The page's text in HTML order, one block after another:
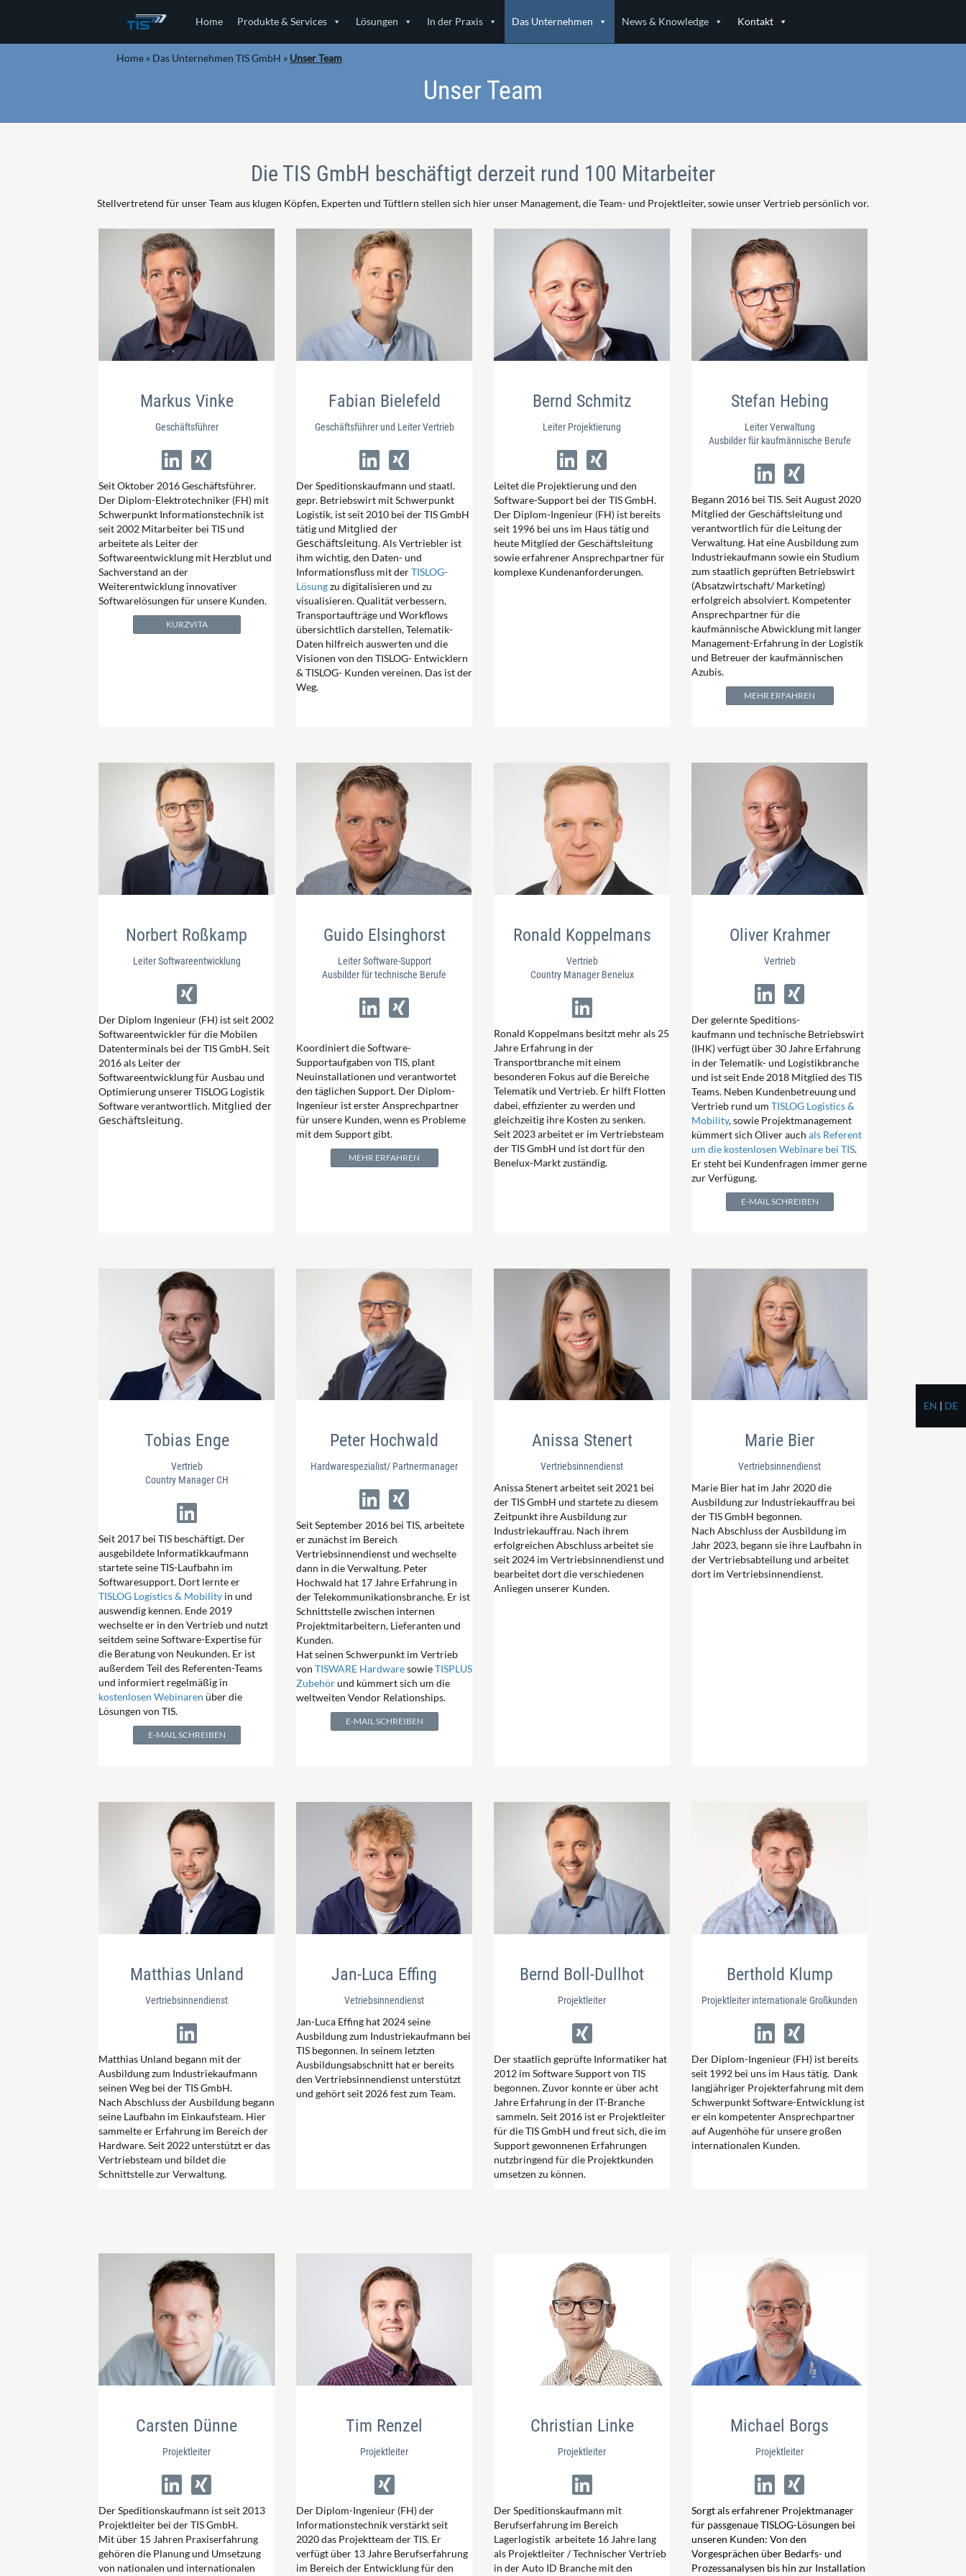
Home Produkte & Services Lösungen In der Praxis Das Unternehmen News & Knowledge Kontakt
Home » Das Unternehmen TIS GmbH » Unser Team
Unser Team
Die TIS GmbH beschäftigt derzeit rund 100 Mitarbeiter
Stellvertretend für unser Team aus klugen Köpfen, Experten und Tüftlern stellen sich hier unser Management, die Team- und Projektleiter, sowie unser Vertrieb persönlich vor.
Markus Vinke
Geschäftsführer
Seit Oktober 2016 Geschäftsführer.
Der Diplom-Elektrotechniker (FH) mit
Schwerpunkt Informationstechnik ist
seit 2002 Mitarbeiter bei TIS und
arbeitete als Leiter der
Softwareentwicklung mit Herzblut und
Sachverstand an der
Weiterentwicklung innovativer
Softwarelösungen für unsere Kunden.
KURZVITA
Fabian Bielefeld
Geschäftsführer und Leiter Vertrieb
Der Speditionskaufmann und staatl.
gepr. Betriebswirt mit Schwerpunkt
Logistik, ist seit 2010 bei der TIS GmbH
tätig und Mitglied der
Geschäftsleitung. Als Vertriebler ist
ihm wichtig, den Daten- und
Informationsfluss mit derTISLOG-
Lösungzu digitalisieren und zu
visualisieren. Qualität verbessern,
Transportaufträge und Workflows
übersichtlich darstellen, Telematik-
Daten hilfreich auswerten und die
Visionen von den TISLOG- Entwicklern
& TISLOG- Kunden vereinen. Das ist der
Weg.
Bernd Schmitz
Leiter Projektierung
Leitet die Projektierung und den
Software-Support bei der TIS GmbH.
Der Diplom-Ingenieur (FH) ist bereits
seit 1996 bei uns im Haus tätig und
heute Mitglied der Geschäftsleitung
sowie erfahrener Ansprechpartner für
komplexe Kundenanforderungen.
Stefan Hebing
Leiter Verwaltung
Ausbilder für kaufmännische Berufe
Begann 2016 bei TIS. Seit August 2020
Mitglied der Geschäftsleitung und
verantwortlich für die Leitung der
Verwaltung. Hat eine Ausbildung zum
Industriekaufmann sowie ein Studium
zum staatlich geprüften Betriebswirt
(Absatzwirtschaft/ Marketing)
erfolgreich absolviert. Kompetenter
Ansprechpartner für die
kaufmännische Abwicklung mit langer
Management-Erfahrung in der Logistik
und Betreuer der kaufmännischen
Azubis.
MEHR ERFAHREN
Norbert Roßkamp
Leiter Softwareentwicklung
Der Diplom Ingenieur (FH) ist seit 2002
Softwareentwickler für die Mobilen
Datenterminals bei der TIS GmbH. Seit
2016 als Leiter der
Softwareentwicklung für Ausbau und
Optimierung unserer TISLOG Logistik
Software verantwortlich. Mitglied der
Geschäftsleitung.
Guido Elsinghorst
Leiter Software-Support
Ausbilder für technische Berufe
Koordiniert die Software-
Supportaufgaben von TIS, plant
Neuinstallationen und verantwortet
den täglichen Support. Der Diplom-
Ingenieur ist erster Ansprechpartner
für unsere Kunden, wenn es Probleme
mit dem Support gibt.
MEHR ERFAHREN
Ronald Koppelmans
Vertrieb
Country Manager Benelux
Ronald Koppelmans besitzt mehr als 25
Jahre Erfahrung in der
Transportbranche mit einem
besonderen Fokus auf die Bereiche
Telematik und Vertrieb. Er hilft Flotten
dabei, effizienter zu werden und
gleichzeitig ihre Kosten zu senken.
Seit 2023 arbeitet er im Vertriebsteam
der TIS GmbH und ist dort für den
Benelux-Markt zuständig.
Oliver Krahmer
Vertrieb
Der gelernte Speditions-
kaufmann und technische Betriebswirt
(IHK) verfügt über 30 Jahre Erfahrung
in der Telematik- und Logistikbranche
und ist seit Ende 2018 Mitglied des TIS
Teams. Neben Kundenbetreuung und
Vertrieb rund um TISLOG Logistics &
Mobility, sowie Projektmanagement
kümmert sich Oliver auch als Referent
um die kostenlosen Webinare bei TIS.
Er steht bei Kundenfragen immer gerne
zur Verfügung.
E-MAIL SCHREIBEN
Tobias Enge
Vertrieb
Country Manager CH
Seit 2017 bei TIS beschäftigt. Der
ausgebildete Informatikkaufmann
startete seine TIS-Laufbahn im
Softwaresupport. Dort lernte er
TISLOG Logistics & Mobility in und
auswendig kennen. Ende 2019
wechselte er in den Vertrieb und nutzt
seitdem seine Software-Expertise für
die Beratung von Neukunden. Er ist
außerdem Teil des Referenten-Teams
und informiert regelmäßig in
kostenlosen Webinaren über die
Lösungen von TIS.
E-MAIL SCHREIBEN
Peter Hochwald
Hardwarespezialist/ Partnermanager
Seit September 2016 bei TIS, arbeitete
er zunächst im Bereich
Vertriebsinnendienst und wechselte
dann in die Verwaltung. Peter
Hochwald hat 17 Jahre Erfahrung in
der Telekommunikationsbranche. Er ist
Schnittstelle zwischen internen
Projektmitarbeitern, Lieferanten und
Kunden.
Hat seinen Schwerpunkt im Vertrieb
von TISWARE HardwaresowieTISPLUS
Zubehörund kümmert sich um die
weltweiten Vendor Relationships.
E-MAIL SCHREIBEN
Anissa Stenert
Vertriebsinnendienst
Anissa Stenert arbeitet seit 2021 bei
der TIS GmbH und startete zu diesem
Zeitpunkt ihre Ausbildung zur
Industriekauffrau. Nach ihrem
erfolgreichen Abschluss arbeitet sie
seit 2024 im Vertriebsinnendienst und
bearbeitet dort die verschiedenen
Anliegen unserer Kunden.
Marie Bier
Vertriebsinnendienst
Marie Bier hat im Jahr 2020 die
Ausbildung zur Industriekauffrau bei
der TIS GmbH begonnen.
Nach Abschluss der Ausbildung im
Jahr 2023, begann sie ihre Laufbahn in
der Vertriebsabteilung und arbeitet
dort im Vertriebsinnendienst.
Matthias Unland
Vertriebsinnendienst
Matthias Unland begann mit der
Ausbildung zum Industriekaufmann
seinen Weg bei der TIS GmbH.
Nach Abschluss der Ausbildung begann
seine Laufbahn im Einkaufsteam. Hier
sammelte er Erfahrung im Bereich der
Hardware. Seit 2022 unterstützt er das
Vertriebsteam und bildet die
Schnittstelle zur Verwaltung.
Jan-Luca Effing
Vetriebsinnendienst
Jan-Luca Effing hat 2024 seine
Ausbildung zum Industriekaufmann bei
TIS begonnen. In seinem letzten
Ausbildungsabschnitt hat er bereits
den Vertriebsinnendienst unterstützt
und gehört seit 2026 fest zum Team.
Bernd Boll-Dullhot
Projektleiter
Der staatlich geprüfte Informatiker hat
2012 im Software Support von TIS
begonnen. Zuvor konnte er über acht
Jahre Erfahrung in der IT-Branche
sammeln. Seit 2016 ist er Projektleiter
für die TIS GmbH und freut sich, die im
Support gewonnenen Erfahrungen
nutzbringend für die Projektkunden
umsetzen zu können.
Berthold Klump
Projektleiter internationale Großkunden
Der Diplom-Ingenieur (FH) ist bereits
seit 1992 bei uns im Haus tätig. Dank
langjähriger Projekterfahrung mit dem
Schwerpunkt Software-Entwicklung ist
er ein kompetenter Ansprechpartner
auf Augenhöhe für unsere großen
internationalen Kunden.
Carsten Dünne
Projektleiter
Der Speditionskaufmann ist seit 2013
Projektleiter bei der TIS GmbH.
Mit über 15 Jahren Praxiserfahrung
gehören die Planung und Umsetzung
von nationalen und internationalen
Tim Renzel
Projektleiter
Der Diplom-Ingenieur (FH) der
Informationstechnik verstärkt seit
2020 das Projektteam der TIS. Er
verfügt über 13 Jahre Berufserfahrung
im Bereich der Entwicklung für den
Christian Linke
Projektleiter
Der Speditionskaufmann mit
Berufserfahrung im Bereich
Lagerlogistik arbeitete 16 Jahre lang
als Projektleiter / Technischer Vertrieb
in der Auto ID Branche mit den
Michael Borgs
Projektleiter
Sorgt als erfahrener Projektmanager
für passgenaueTISLOG-Lösungen bei
unseren Kunden: Von den
Vorgesprächen über Bedarfs- und
Prozessanalysen bis hin zur Installation
EN | DE